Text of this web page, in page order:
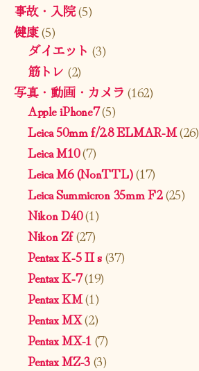
事故・入院(5)
健康(5)
ダイエット (3)
筋トレ (2)
写真・動画・カメラ (162)
Apple iPhone7(5)
Leica 50mm f/2.8 ELMAR-M(26)
Leica M10(7)
Leica M6 (NonTTL)(17)
Leica Summicron 35mm F2(25)
Nikon D40(1)
Nikon Zf(27)
Pentax K-5 II s(37)
Pentax K-7(19)
Pentax KM(1)
Pentax MX(2)
Pentax MX-1 (7)
Pentax MZ-3(3)